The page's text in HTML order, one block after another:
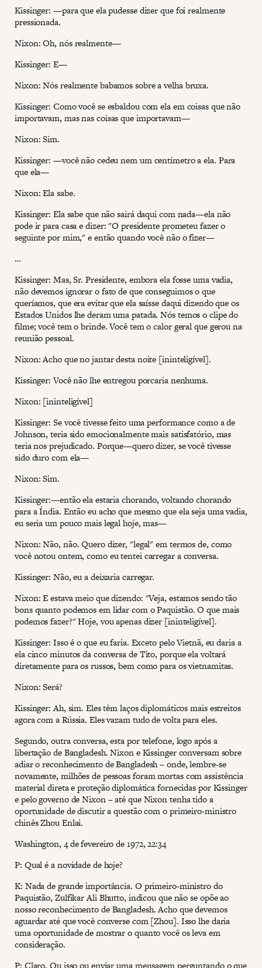
Kissinger: —para que ela pudesse dizer que foi realmente
pressionada.
Nixon: Oh, nós realmente—
Kissinger: E—
Nixon: Nós realmente babamos sobre a velha bruxa.
Kissinger: Como você se esbaldou com ela em coisas que não
importavam, mas nas coisas que importavam—
Nixon: Sim.
Kissinger: —você não cedeu nem um centímetro a ela. Para
que ela—
Nixon: Ela sabe.
Kissinger: Ela sabe que não sairá daqui com nada—ela não
pode ir para casa e dizer: "O presidente prometeu fazer o
seguinte por mim," e então quando você não o fizer—
…
Kissinger: Mas, Sr. Presidente, embora ela fosse uma vadia,
não devemos ignorar o fato de que conseguimos o que
queríamos, que era evitar que ela saísse daqui dizendo que os
Estados Unidos lhe deram uma patada. Nós temos o clipe do
filme; você tem o brinde. Você tem o calor geral que gerou na
reunião pessoal.
Nixon: Acho que no jantar desta noite [ininteligível].
Kissinger: Você não lhe entregou porcaria nenhuma.
Nixon: [ininteligível]
Kissinger: Se você tivesse feito uma performance como a de
Johnson, teria sido emocionalmente mais satisfatório, mas
teria nos prejudicado. Porque—quero dizer, se você tivesse
sido duro com ela—
Nixon: Sim.
Kissinger:—então ela estaria chorando, voltando chorando
para a Índia. Então eu acho que mesmo que ela seja uma vadia,
eu seria um pouco mais legal hoje, mas—
Nixon: Não, não. Quero dizer, "legal" em termos de, como
você notou ontem, como eu tentei carregar a conversa.
Kissinger: Não, eu a deixaria carregar.
Nixon: E estava meio que dizendo: "Veja, estamos sendo tão
bons quanto podemos em lidar com o Paquistão. O que mais
podemos fazer?" Hoje, vou apenas dizer [ininteligível].
Kissinger: Isso é o que eu faria. Exceto pelo Vietnã, eu daria a
ela cinco minutos da conversa de Tito, porque ela voltará
diretamente para os russos, bem como para os vietnamitas.
Nixon: Será?
Kissinger: Ah, sim. Eles têm laços diplomáticos mais estreitos
agora com a Rússia. Eles vazam tudo de volta para eles.
Segundo, outra conversa, esta por telefone, logo após a
libertação de Bangladesh. Nixon e Kissinger conversam sobre
adiar o reconhecimento de Bangladesh – onde, lembre-se
novamente, milhões de pessoas foram mortas com assistência
material direta e proteção diplomática fornecidas por Kissinger
e pelo governo de Nixon – até que Nixon tenha tido a
oportunidade de discutir a questão com o primeiro-ministro
chinês Zhou Enlai.
Washington, 4 de fevereiro de 1972, 22:34
P: Qual é a novidade de hoje?
K: Nada de grande importância. O primeiro-ministro do
Paquistão, Zulfikar Ali Bhutto, indicou que não se opõe ao
nosso reconhecimento de Bangladesh. Acho que devemos
aguardar até que você converse com [Zhou]. Isso lhe daria
uma oportunidade de mostrar o quanto você os leva em
consideração.
P: Claro. Ou isso ou enviar uma mensagem perguntando o que